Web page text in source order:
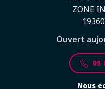
ZONE
Ouvert
05
Nous